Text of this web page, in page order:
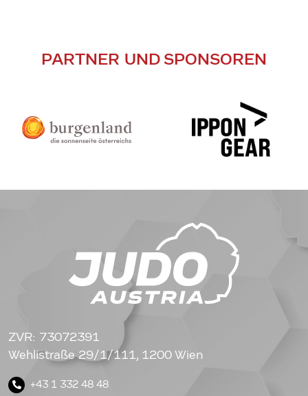
PARTNER UND SPONSOREN
ZVR: 73072391
Wehlistraße 29/1/111, 1200 Wien
+43 1 332 48 48